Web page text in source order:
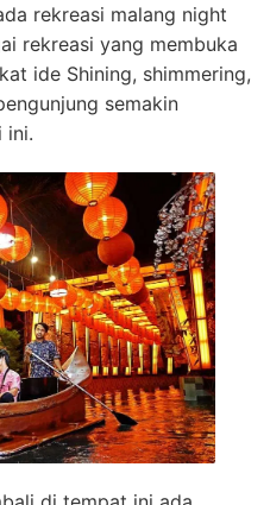
rekreasi malang night
rekreasi yang membuka
ide Shining, shimmering,
semakin
ini.